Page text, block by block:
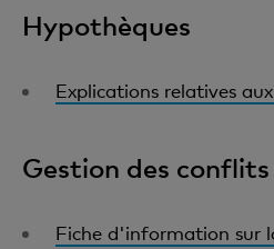
Hypothèques
Explications relatives
Gestion des
Fiche d'information sur